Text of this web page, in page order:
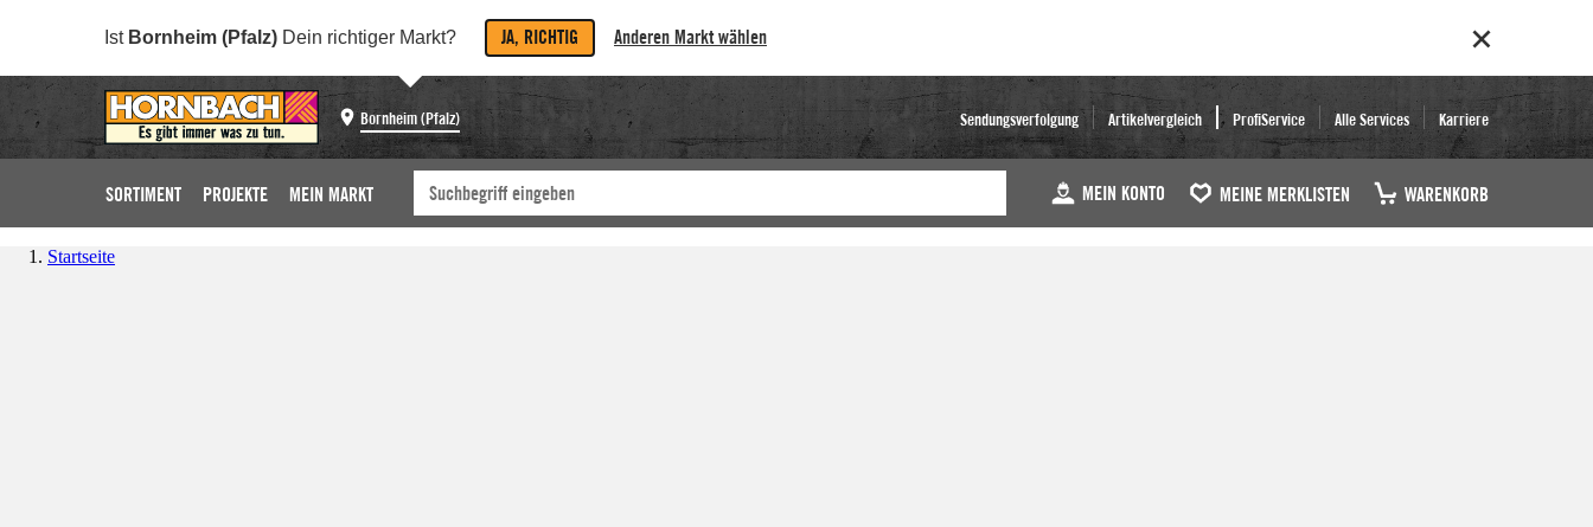
Ist Bornheim (Pfalz) Dein richtiger Markt? JA, RICHTIG Anderen Markt wählen
Bornheim (Pfalz) Sendungsverfolgung Artikelvergleich ProfiService Alle Services Karriere
SORTIMENT PROJEKTE MEIN MARKT MEIN KONTO MEINE MERKLISTEN WARENKORB
Startseite